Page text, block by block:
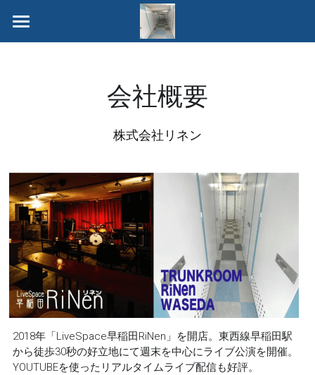
ホーム
長期割引プラン
学割プラン
料金
見取り図
お申し込みからご利用まで
契約約款
お見積・お申込み
お問合せ
会社概要
03-6823-4226
会社概要
株式会社リネン
2018年「LiveSpace早稲田RiNen」を開店。東西線早稲田駅
から徒歩30秒の好立地にて週末を中心にライブ公演を開催。
YOUTUBEを使ったリアルタイムライブ配信も好評。